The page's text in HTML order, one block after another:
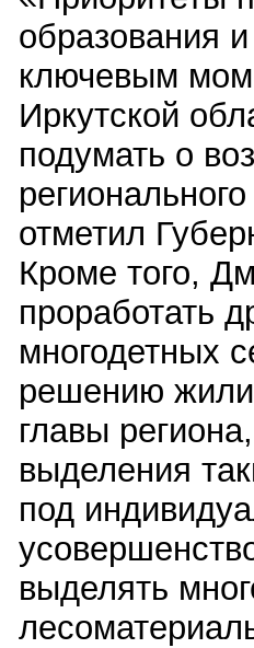
образования
ключевым
Иркутской
подумать о
отметил
Кроме того,
проработать
многодетных
решению
главы
выделения
под
выделять